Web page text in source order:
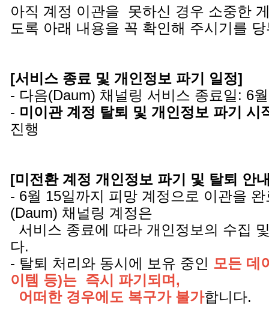
아직 계정 이관을 못하신 경우 소중한
도록 아래 내용을 꼭 확인해 주시기를
[서비스 종료 및 개인정보 파기 일정]
- 다음(Daum) 채널링 서비스 종료일: 6
- 미이관 계정 탈퇴 및 개인정보 파기 시
진행
[미전환 계정 개인정보 파기 및 탈퇴 안
- 6월 15일까지 피망 계정으로 이관을
(Daum) 채널링 계정은
서비스 종료에 따라 개인정보의 수집
다.
- 탈퇴 처리와 동시에 보유 중인 모든 데
이템 등)는 즉시 파기되며,
어떠한 경우에도 복구가 불가합니다.